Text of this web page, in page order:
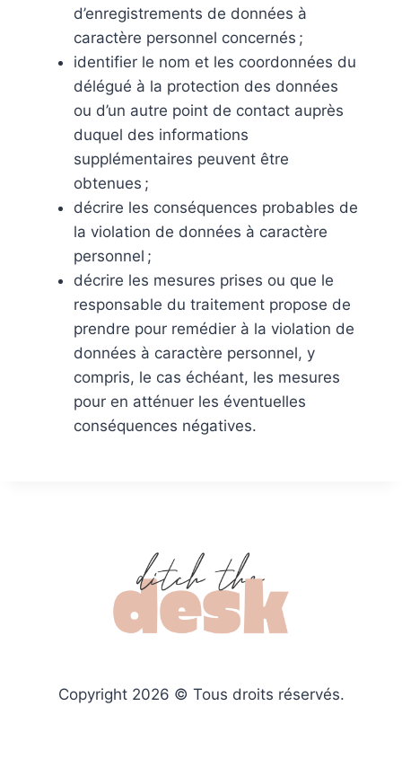
d’enregistrements de données à
caractère personnel concernés ;
identifier le nom et les coordonnées du
délégué à la protection des données
ou d’un autre point de contact auprès
duquel des informations
supplémentaires peuvent être
obtenues ;
décrire les conséquences probables de
la violation de données à caractère
personnel ;
décrire les mesures prises ou que le
responsable du traitement propose de
prendre pour remédier à la violation de
données à caractère personnel, y
compris, le cas échéant, les mesures
pour en atténuer les éventuelles
conséquences négatives.
Copyright 2026 © Tous droits réservés.